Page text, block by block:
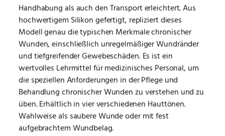
Handhabung als auch den Transport erleichtert. Aus
hochwertigem Silikon gefertigt, repliziert dieses
Modell genau die typischen Merkmale chronischer
Wunden, einschließlich unregelmäßiger Wundränder
und tiefgreifender Gewebeschäden. Es ist ein
wertvolles Lehrmittel für medizinisches Personal, um
die speziellen Anforderungen in der Pflege und
Behandlung chronischer Wunden zu verstehen und zu
üben. Erhältlich in vier verschiedenen Hauttönen.
Wahlweise als saubere Wunde oder mit fest
aufgebrachtem Wundbelag.